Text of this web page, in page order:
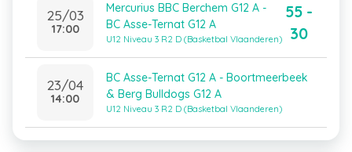
25/03
17:00
Mercurius BBC Berchem G12 A -
BC Asse-Ternat G12 A
U12 Niveau 3 R2 D (Basketbal Vlaanderen)
55 -
30
23/04
14:00
BC Asse-Ternat G12 A - Boortmeerbeek
& Berg Bulldogs G12 A
U12 Niveau 3 R2 D (Basketbal Vlaanderen)